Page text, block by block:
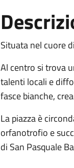
Situata nel cuore
Al centro si trova
talenti locali e
fasce bianche,
La piazza è
orfanotrofio e
di San Pasquale